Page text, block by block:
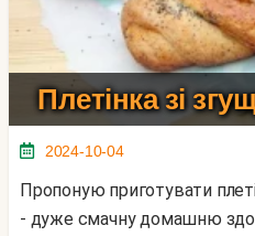
Плетінка зі
2024-10-04
Пропоную приготувати плетінку зі згущеним молоком
- дуже смачну домашню